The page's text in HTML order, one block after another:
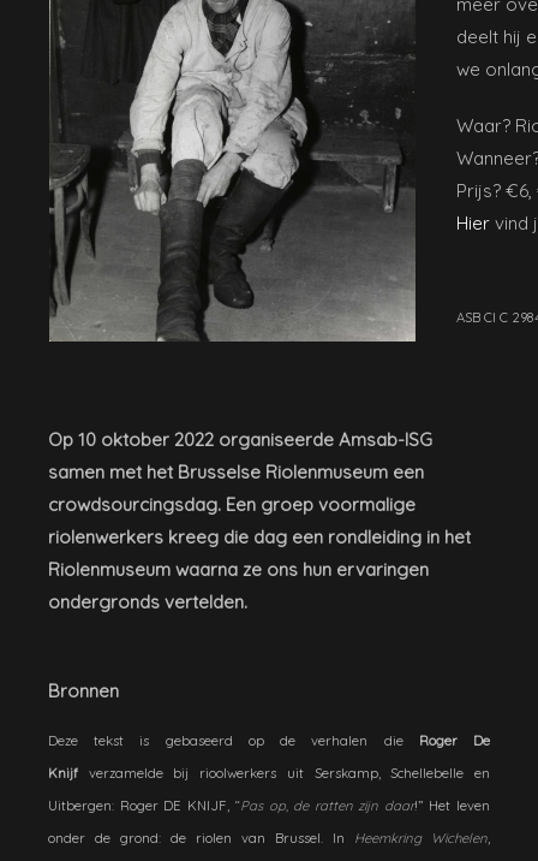
meer
deelt hij
we
Waar?
Prijs?
Hier vind
ASB CI C
Op 10 oktober 2022 organiseerde Amsab-ISG
samen met het Brusselse Riolenmuseum een
crowdsourcingsdag. Een groep voormalige
riolenwerkers kreeg die dag een rondleiding in het
Riolenmuseum waarna ze ons hun ervaringen
ondergronds vertelden.
Bronnen
Deze tekst is gebaseerd op de verhalen die Roger De
Knijf verzamelde bij rioolwerkers uit Serskamp, Schellebelle en
Uitbergen: Roger DE KNIJF, “Pas op, de ratten zijn daar!” Het leven
onder de grond: de riolen van Brussel. In Heemkring Wichelen,